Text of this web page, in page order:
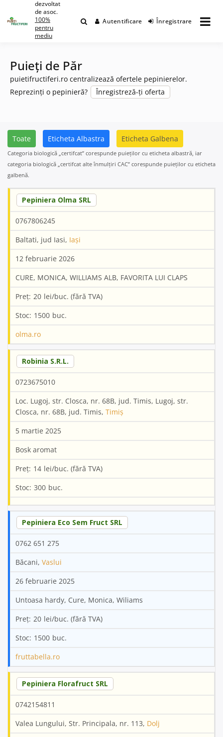
content
dezvoltat
de asoc.
100%
pentru
mediu
Autentificare Înregistrare
Puieți de Păr
puietifructiferi.ro centralizează ofertele pepinierelor.
Reprezinți o pepinieră?
Înregistreză-ți oferta
Toate Eticheta Albastra Eticheta Galbena
Categoria biologică „certifcat” corespunde puieților cu eticheta albastră, iar
categoria biologică „certifcat alte înmulțiri CAC” corespunde puieților cu eticheta
galbenă.
Pepiniera Olma SRL
0767806245
Baltati, jud Iasi, Iași
12 februarie 2026
CURE, MONICA, WILLIAMS ALB, FAVORITA LUI CLAPS
20
1500
olma.ro
Robinia S.R.L.
0723675010
Loc. Lugoj, str. Closca, nr. 68B, jud. Timis, Lugoj, str.
Closca, nr. 68B, jud. Timis, Timiș
5 martie 2025
Bosk aromat
14
300
Pepiniera Eco Sem Fruct SRL
0762 651 275
Băcani, Vaslui
26 februarie 2025
Untoasa hardy, Cure, Monica, Wiliams
20
1500
fruttabella.ro
Pepiniera Florafruct SRL
0742154811
Valea Lungului, Str. Principala, nr. 113, Dolj